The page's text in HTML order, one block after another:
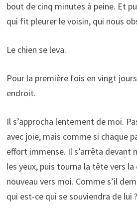
bout de cinq minutes à peine. Et
qui fit pleurer le voisin, qui nous
Le chien se leva.
Pour la première fois en vingt
endroit.
Il s’approcha lentement de moi.
avec joie, mais comme si chaque
effort immense. Il s’arrêta devant
les yeux, puis tourna la tête vers la
nouveau vers moi. Comme s’il
qui est-ce qui se souviendra de lui